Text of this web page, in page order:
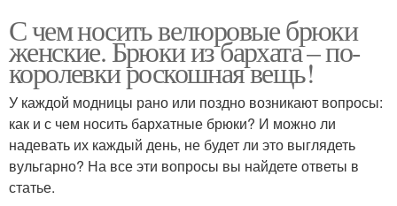
С чем носить велюровые брюки
женские. Брюки из бархата – по-
королевки роскошная вещь!
У каждой модницы рано или поздно возникают вопросы:
как и с чем носить бархатные брюки? И можно ли
надевать их каждый день, не будет ли это выглядеть
вульгарно? На все эти вопросы вы найдете ответы в
статье.